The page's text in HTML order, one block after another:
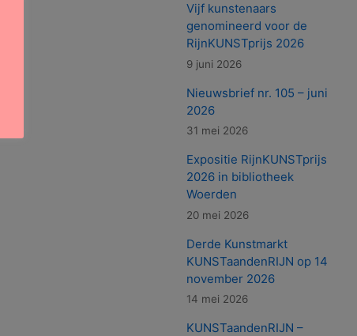
Vijf kunstenaars
genomineerd voor de
RijnKUNSTprijs 2026
9 juni 2026
Nieuwsbrief nr. 105 – juni
2026
31 mei 2026
Expositie RijnKUNSTprijs
2026 in bibliotheek
Woerden
20 mei 2026
Derde Kunstmarkt
KUNSTaandenRIJN op 14
november 2026
14 mei 2026
KUNSTaandenRIJN –